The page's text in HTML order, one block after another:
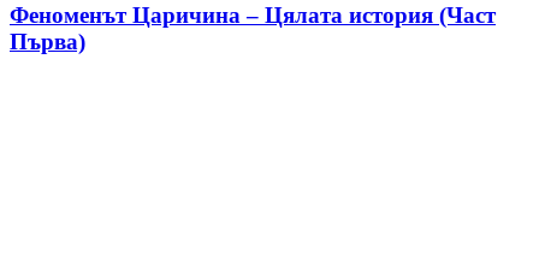
Феноменът Царичина – Цялата история (Част
Първа)